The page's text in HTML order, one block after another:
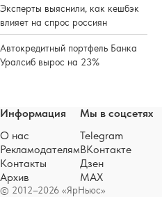
Эксперты выяснили, как кешбэк
влияет на спрос россиян
Автокредитный портфель Банка
Уралсиб вырос на 23%
© 2012–2026 «ЯрНьюс»
Информация
О нас
Рекламодателям
Контакты
Архив
Мы в соцсетях
Telegram
ВКонтакте
Дзен
MAX